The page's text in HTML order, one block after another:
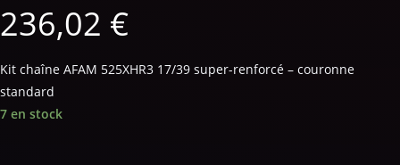
236,02 €
Kit chaîne AFAM 525XHR3 17/39 super-renforcé – couronne
standard
7 en stock